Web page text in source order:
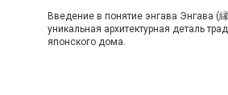
Введение в понятие энгава Энгава (
уникальная архитектурная деталь
японского дома.